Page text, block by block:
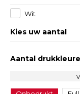
Wit
Kies uw aantal
Aantal